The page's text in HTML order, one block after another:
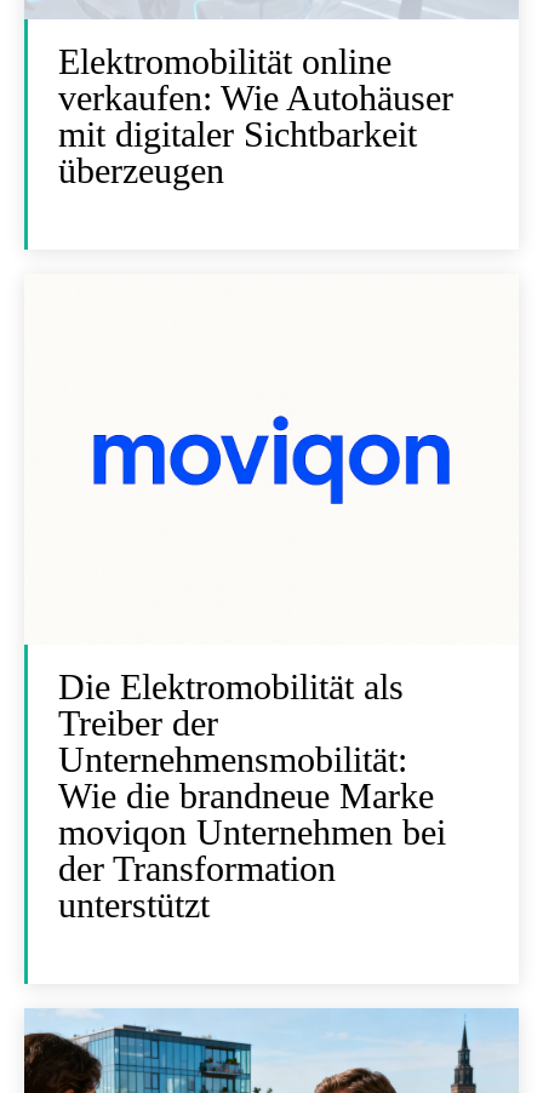
Elektromobilität online
verkaufen: Wie Autohäuser
mit digitaler Sichtbarkeit
überzeugen
Die Elektromobilität als
Treiber der
Unternehmensmobilität:
Wie die brandneue Marke
moviqon Unternehmen bei
der Transformation
unterstützt